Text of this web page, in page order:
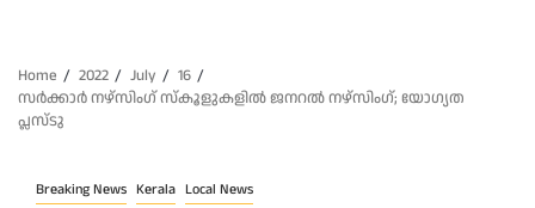
Home 2022 July
16
സര്‍ക്കാര്‍ നഴ്‌സിംഗ് സ്‌കൂളുകളില്‍ ജനറല്‍ നഴ്‌സിംഗ്; യോഗ്യത
പ്ലസ്ടു
Breaking News Kerala Local News